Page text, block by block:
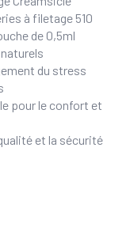
à filetage 510
de 0,5ml
du stress
pour le confort et
et la sécurité